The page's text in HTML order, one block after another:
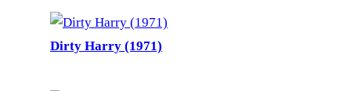
Dirty Harry (1971)